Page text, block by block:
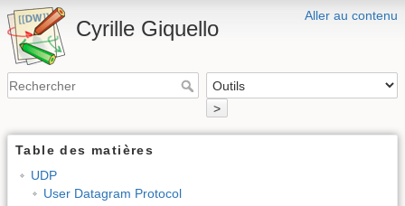
Aller au contenu
Cyrille Giquello
>
Table des matières
UDP
User Datagram Protocol